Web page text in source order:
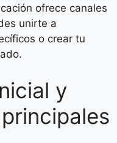
ofrece canales
unirte a
o crear tu
y